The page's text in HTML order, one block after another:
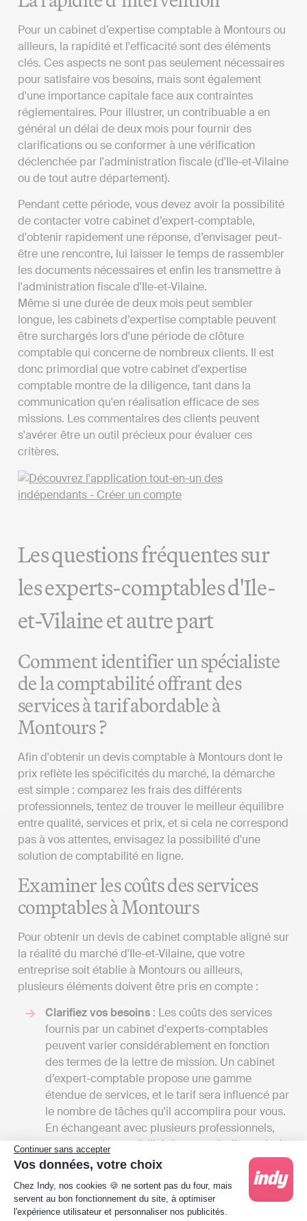
Continuer sans accepter
Vos données, votre choix
Plateforme de Gestion du Consentement :
Chez Indy, nos cookies 🍪 ne sortent pas du four, mais
servent au bon fonctionnement du site, à optimiser
l'expérience utilisateur et personnaliser nos publicités.
Pour un cabinet d’expertise comptable à Montours ou
ailleurs, la rapidité et l'efficacité sont des éléments
clés. Ces aspects ne sont pas seulement nécessaires
pour satisfaire vos besoins, mais sont également
d'une importance capitale face aux contraintes
réglementaires. Pour illustrer, un contribuable a en
général un délai de deux mois pour fournir des
clarifications ou se conformer à une vérification
déclenchée par l'administration fiscale (d'Ile-et-Vilaine
ou de tout autre département).
Pendant cette période, vous devez avoir la possibilité
de contacter votre cabinet d’expert-comptable,
d'obtenir rapidement une réponse, d’envisager peut-
être une rencontre, lui laisser le temps de rassembler
les documents nécessaires et enfin les transmettre à
l'administration fiscale d'Ile-et-Vilaine.
Même si une durée de deux mois peut sembler
longue, les cabinets d’expertise comptable peuvent
être surchargés lors d'une période de clôture
comptable qui concerne de nombreux clients. Il est
donc primordial que votre cabinet d'expertise
comptable montre de la diligence, tant dans la
communication qu'en réalisation efficace de ses
missions. Les commentaires des clients peuvent
s'avérer être un outil précieux pour évaluer ces
critères.
Les questions fréquentes sur
les experts-comptables d'Ile-
et-Vilaine et autre part
Comment identifier un spécialiste
de la comptabilité offrant des
services à tarif abordable à
Montours ?
Afin d'obtenir un devis comptable à Montours dont le
prix reflète les spécificités du marché, la démarche
est simple : comparez les frais des différents
professionnels, tentez de trouver le meilleur équilibre
entre qualité, services et prix, et si cela ne correspond
pas à vos attentes, envisagez la possibilité d'une
solution de comptabilité en ligne.
Examiner les coûts des services
comptables à Montours
Pour obtenir un devis de cabinet comptable aligné sur
la réalité du marché d'Ile-et-Vilaine, que votre
entreprise soit établie à Montours ou ailleurs,
plusieurs éléments doivent être pris en compte :
Clarifiez vos besoins : Les coûts des services
fournis par un cabinet d'experts-comptables
peuvent varier considérablement en fonction
des termes de la lettre de mission. Un cabinet
d’expert-comptable propose une gamme
étendue de services, et le tarif sera influencé par
le nombre de tâches qu'il accomplira pour vous.
En échangeant avec plusieurs professionnels,
vous aurez la possibilité de recevoir divers devis
et de comparer les tarifs en fonction des
services offerts. Cela vous offrira également une
vue d'ensemble des différentes prestations
disponibles à Montours.